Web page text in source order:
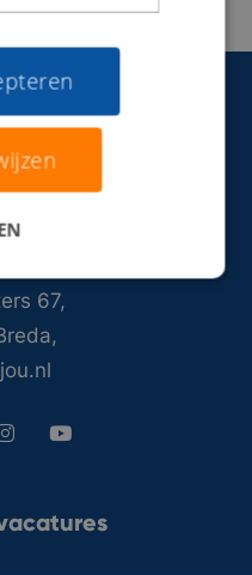
67,